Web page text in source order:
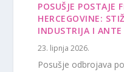
POSUŠJE POSTAJE
HERCEGOVINE:
INDUSTRIJA I ANTE
23. lipnja 2026.
Posušje odbrojava